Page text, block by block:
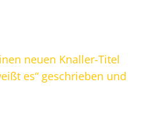
neuen Knaller-Titel
es“ geschrieben und